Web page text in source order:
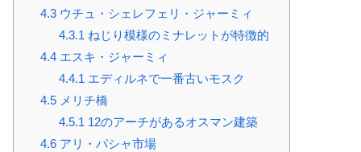
4.3ウチュ・シェレフェリ・ジャーミィ
4.3.1 ねじり模様のミナレットが特徴的
4.4エスキ・ジャーミィ
4.4.1 エディルネで一番古いモスク
4.5メリチ橋
4.5.1 12のアーチがあるオスマン建築
4.6アリ・パシャ市場